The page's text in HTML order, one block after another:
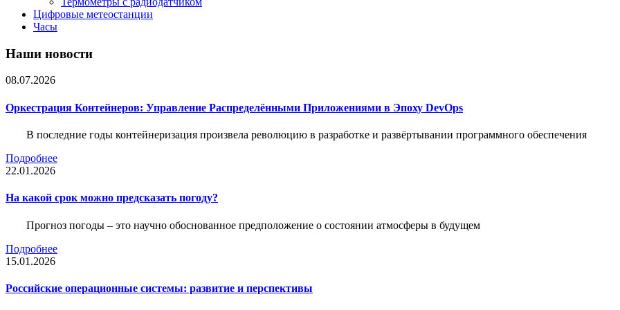
Цифровые метеостанции
Часы
Наши новости
08.07.2026
Оркестрация Контейнеров: Управление Распределёнными Приложениями в Эпоху DevOps
В последние годы контейнеризация произвела революцию в разработке и развёртывании программного обеспечения
Подробнее
22.01.2026
На какой срок можно предсказать погоду?
Прогноз погоды – это научно обоснованное предположение о состоянии атмосферы в будущем
Подробнее
15.01.2026
Российские операционные системы: развитие и перспективы